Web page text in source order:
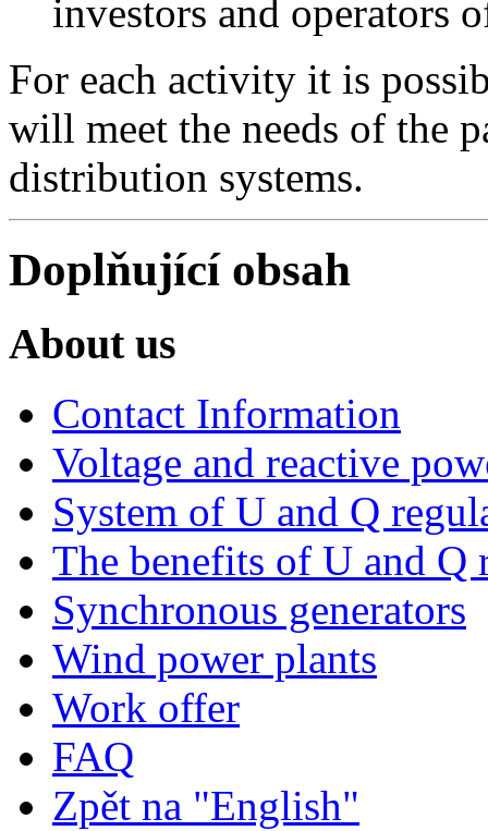
investors and operators
For each activity it is
will meet the needs of the
distribution systems.
Doplňující obsah
About us
Contact Information
Voltage and reactive
System of U and Q
The benefits of U and Q
Synchronous generators
Wind power plants
Work offer
FAQ
Zpět na "English"